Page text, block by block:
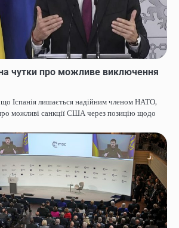
чутки про можливе виключення
Іспанія лишається надійним членом НАТО,
можливі санкції США через позицію щодо